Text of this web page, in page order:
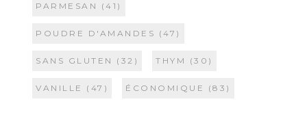
PARMESAN (41)
POUDRE D'AMANDES (47)
SANS GLUTEN (32) THYM (30)
VANILLE (47) ÉCONOMIQUE (83)